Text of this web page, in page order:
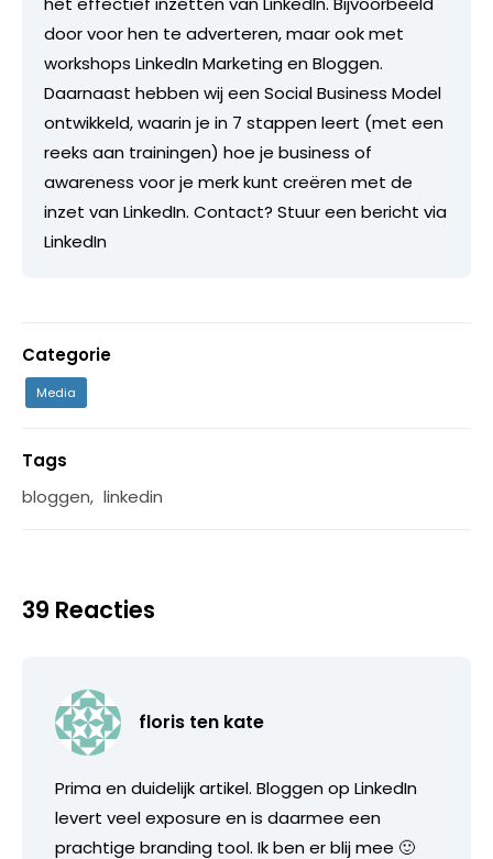
door voor hen te adverteren, maar ook met
workshops LinkedIn Marketing en Bloggen.
Daarnaast hebben wij een Social Business Model
ontwikkeld, waarin je in 7 stappen leert (met een
reeks aan trainingen) hoe je business of
awareness voor je merk kunt creëren met de
inzet van LinkedIn. Contact? Stuur een bericht via
LinkedIn
Categorie
Media
Tags
bloggen, linkedin
39 Reacties
floris ten kate
Prima en duidelijk artikel. Bloggen op LinkedIn
levert veel exposure en is daarmee een
prachtige branding tool. Ik ben er blij mee 🙂